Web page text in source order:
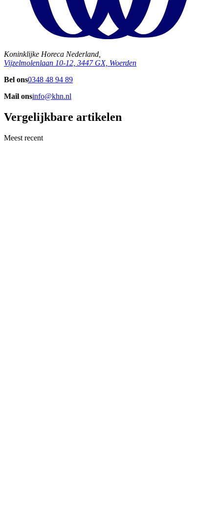
Koninklijke Horeca Nederland,
Vijzelmolenlaan 10-12, 3447 GX, Woerden
Bel ons0348 48 94 89
Mail onsinfo@khn.nl
Vergelijkbare artikelen
Meest recent